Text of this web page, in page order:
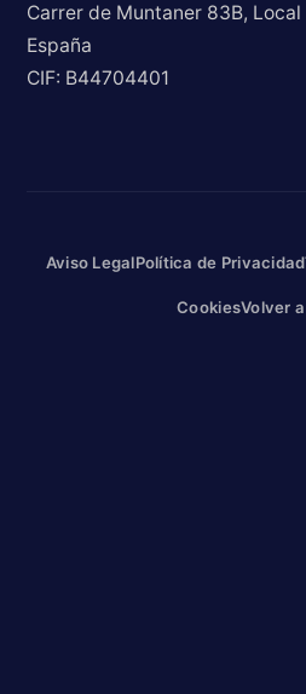
Carrer de Muntaner 83B, Local
España
CIF: B44704401
Aviso LegalPolítica de Privacidad
CookiesVolver